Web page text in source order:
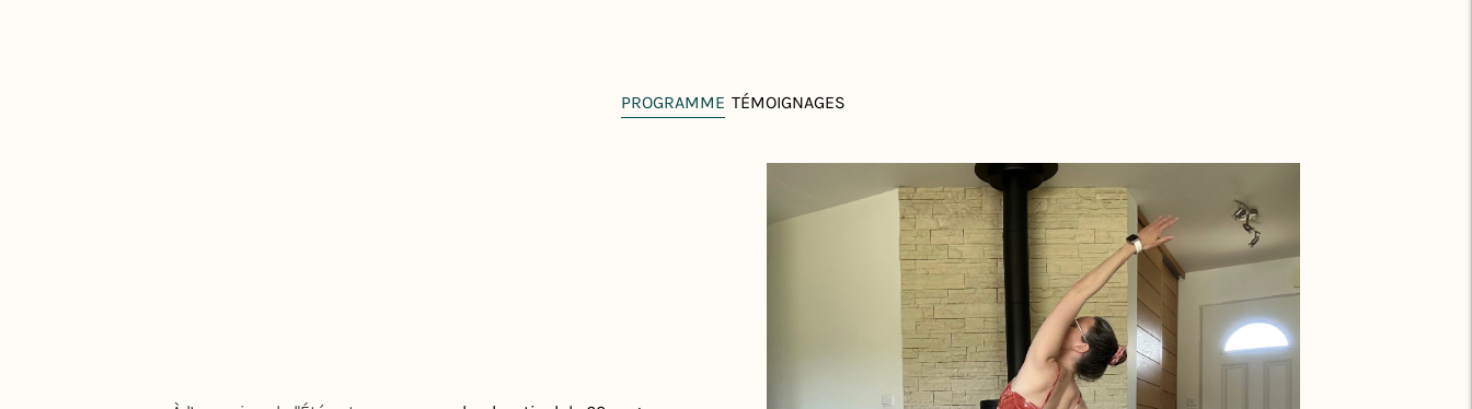
PROGRAMME TÉMOIGNAGES